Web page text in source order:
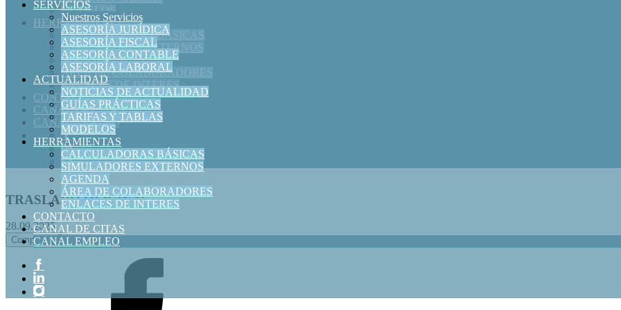
SERVICIOS
Nuestros Servicios
ASESORÍA JURÍDICA
ASESORÍA FISCAL
ASESORÍA CONTABLE
ASESORÍA LABORAL
ACTUALIDAD
NOTICIAS DE ACTUALIDAD
GUÍAS PRÁCTICAS
TARIFAS Y TABLAS
MODELOS
HERRAMIENTAS
CALCULADORAS BÁSICAS
SIMULADORES EXTERNOS
AGENDA
ÁREA DE COLABORADORES
ENLACES DE INTERES
CONTACTO
CANAL DE CITAS
CANAL EMPLEO
MODELOS
HERRAMIENTAS
CALCULADORAS BÁSICAS
SIMULADORES EXTERNOS
AGENDA
ÁREA DE COLABORADORES
ENLACES DE INTERES
CONTACTO
CANAL DE CITAS
CANAL EMPLEO
TRASLADO OFICINAS
28.09.2025
Compartir